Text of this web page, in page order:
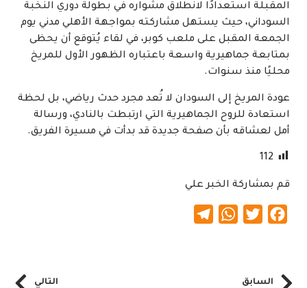
المقبلة استعدادًا لانطلاق مشواره في بطولة دوري النخبة
السوداني، حيث يستهل مشاركته بمواجهة الأهلي مدني يوم
الجمعة المقبل على ملعب كوبر، في لقاء يُتوقع أن يحظى
بمتابعة جماهيرية واسعة باعتباره الظهور الأول للمريخ
محليًا منذ سنوات.
عودة المريخ إلى السودان لا تُعد مجرد حدث رياضي، بل لحظة
استعادة للروح الجماهيرية التي ارتبطت بالنادي، ورسالة
أمل لعشاقه بأن صفحة جديدة قد بدأت في مسيرة الفريق.
112
قم بمشاركة الخبر علي
Facebook
Twitter
WhatsApp
السابق التالي